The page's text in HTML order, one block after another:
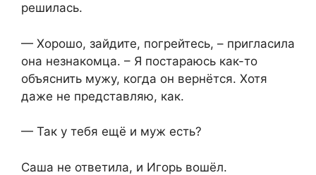
решилась.
— Хорошо, зайдите, погрейтесь, – пригласила
она незнакомца. – Я постараюсь как-то
объяснить мужу, когда он вернётся. Хотя
даже не представляю, как.
— Так у тебя ещё и муж есть?
Саша не ответила, и Игорь вошёл.